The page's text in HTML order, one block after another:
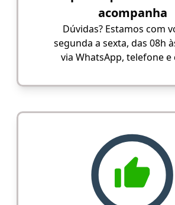
acompanha
Dúvidas? Estamos com
segunda a sexta, das 08h
via WhatsApp, telefone e